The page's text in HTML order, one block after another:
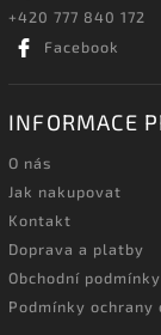
+420 777 840 172
Facebook
INFORMACE
O nás
Jak nakupovat
Kontakt
Doprava a platby
Obchodní podmínky
Podmínky ochrany